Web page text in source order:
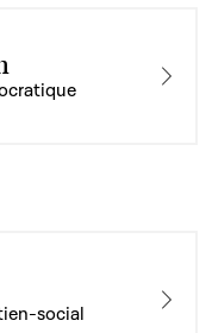
social